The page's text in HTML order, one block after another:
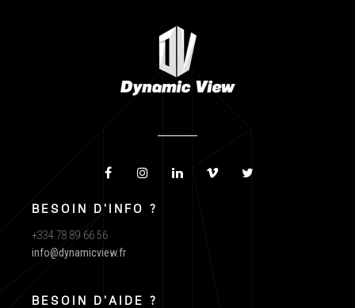
BESOIN D'INFO ?
+334 78 89 66 56
info@dynamicview.fr
BESOIN D'AIDE ?